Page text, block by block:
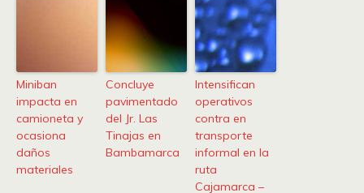
Miniban
impacta en
camioneta y
ocasiona
daños
materiales
Concluye
pavimentado
del Jr. Las
Tinajas en
Bambamarca
Intensifican
operativos
contra en
transporte
informal en la
ruta
Cajamarca –